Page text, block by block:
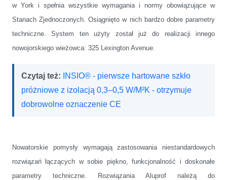
w York i spełnia wszystkie wymagania i normy obowiązujące w
Stanach Zjednoczonych. Osiągnięto w nich bardzo dobre parametry
techniczne .System ten użyty został już do realizacji innego
nowojorskiego wieżowca: 325 Lexington Avenue.
Czytaj też:
INSIO® - pierwsze hartowane szkło
próżniowe z izolacją 0,3–0,5 W/M²K - otrzymuje
dobrowolne oznaczenie CE
Nowatorskie pomysły wymagają zastosowania niestandardowych
rozwiązań łączących w sobie piękno, funkcjonalność i doskonałe
parametry techniczne. Rozwiązania Aluprof należą do